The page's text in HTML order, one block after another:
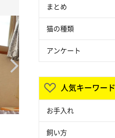
まとめ
猫の種類
アンケート
人気キーワード
お手入れ
飼い方